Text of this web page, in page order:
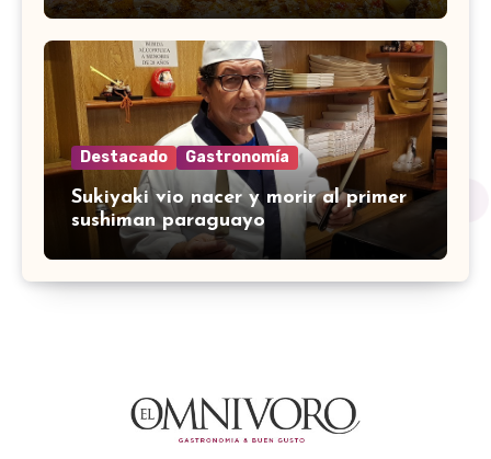
Destacado Gastronomía
Sukiyaki vio nacer y morir al primer
sushiman paraguayo